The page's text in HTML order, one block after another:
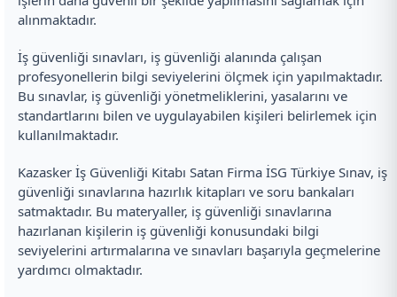
alınmaktadır.
İş güvenliği sınavları, iş güvenliği alanında çalışan
profesyonellerin bilgi seviyelerini ölçmek için yapılmaktadır.
Bu sınavlar, iş güvenliği yönetmeliklerini, yasalarını ve
standartlarını bilen ve uygulayabilen kişileri belirlemek için
kullanılmaktadır.
Kazasker İş Güvenliği Kitabı Satan Firma İSG Türkiye Sınav, iş
güvenliği sınavlarına hazırlık kitapları ve soru bankaları
satmaktadır. Bu materyaller, iş güvenliği sınavlarına
hazırlanan kişilerin iş güvenliği konusundaki bilgi
seviyelerini artırmalarına ve sınavları başarıyla geçmelerine
yardımcı olmaktadır.